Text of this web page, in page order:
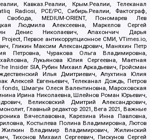
Кавказ.Реалии, Крым.Реалии, Телеканал
Radiosi, PCE/PC, Сибирь.Реалии, Фактограф,
Свобода, MEDIUM-ORIENT, Пономарев Лев
Людмила Алексеевна, Маркелов Сергей
Денис Николаевич, Апахончич Дарья
Первое антикоррупционное СМИ, VTimes.io,
Гликин Максим Александрович, Маняхин Петр
Петровна, Чуракова Ольга Владимировна,
Лукьянова Юлия Сергеевна, Маетная
Insider SIA, Рубин Михаил Аркадьевич, Гройсман
Илья Дмитриевич, Апухтина Юлия
Алексей Евгеньевич, Телеканал Дождь, Петров
fonds, Шмагун Олеся Валентиновна, Мароховская
Ирина Николаевна, Шлейнов Роман Юрьевич,
Великовский Дмитрий Александрович,
Главный редактор 2021, Вега 2021, Важные
Вячеславовна, Карезина Инна Павловна,
Костылева Полина Владимировна, Лютов
Жилкин Владимир Владимирович, Жилинский
Тихонов Михаил Сергеевич, Пискунов Сергей